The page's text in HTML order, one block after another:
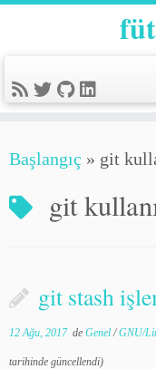
Başlangıç » git
git
git stash
12 Ağu, 2017de Genel/GNU/
tarihinde güncellendi)